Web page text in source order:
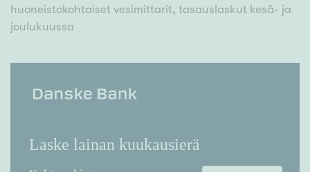
huoneistokohtaiset vesimittarit, tasauslaskut kesä- ja
joulukuussa